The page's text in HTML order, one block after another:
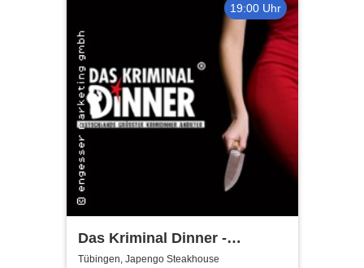
19:00 Uhr
Das Kriminal Dinner -
Testament à la Carte
Tübingen, Japengo Steakhouse